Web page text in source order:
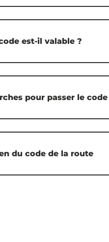
est-il valable ?
pour passer le
du code de la route